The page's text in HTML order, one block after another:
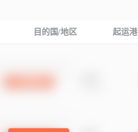
目的国/地区 起运港